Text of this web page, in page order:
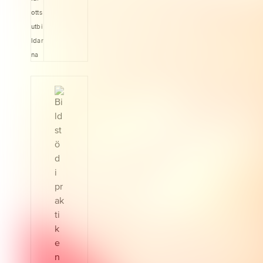
förening.
otts
utbi
ldar
na